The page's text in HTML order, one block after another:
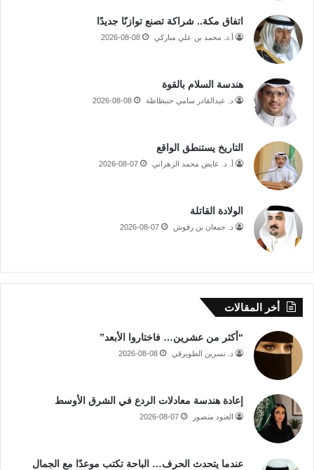
اتفاق مكة.. شراكة تصنع توازنًا جديدًا
أ.د. محمد بن علي مباركي 2026-08-08
هندسة السلام بالقوة
د. عبدالقادر سامي حنبظاظة 2026-08-08
التاريخ يستنطق الواقع
أ. د. عايض محمد الزهراني 2026-08-07
الولادة القاتلة
د. جمعان بن رقوش 2026-08-07
أخر المقالات
“أكثر من عشرين… فاختاروا الأبعد”
د. نسرين الطويرقي 2026-08-08
إعادة هندسة معادلات الردع في الشرق الأوسط
العنود منصور 2026-08-07
عندما يتحدث الحرف… الباحة تكتب موعدًا مع الجمال